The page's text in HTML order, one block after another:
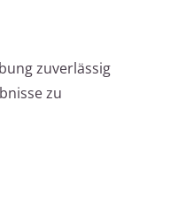
zuverlässig
zu